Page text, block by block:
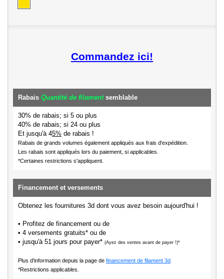
Commandez ici!
Rabais Quantité de filamentsemblable
30% de rabais; si 5 ou plus
40% de rabais; si 24 ou plus
Et jusqu'à 45% de rabais !
Rabais de grands volumes également appliqués aux frais d'expédition.
Les rabais sont appliqués lors du paiement, si applicables.
*Certaines restrictions s'appliquent.
Financement et versements
Obtenez les fournitures 3d dont vous avez besoin aujourd'hui !
• Profitez de financement ou de
• 4 versements gratuits* ou de
• jusqu'à 51 jours pour payer* (Ayez des ventes avant de payer !)*
Plus d'information depuis la page de financement de filament 3d
*Restrictions applicables.